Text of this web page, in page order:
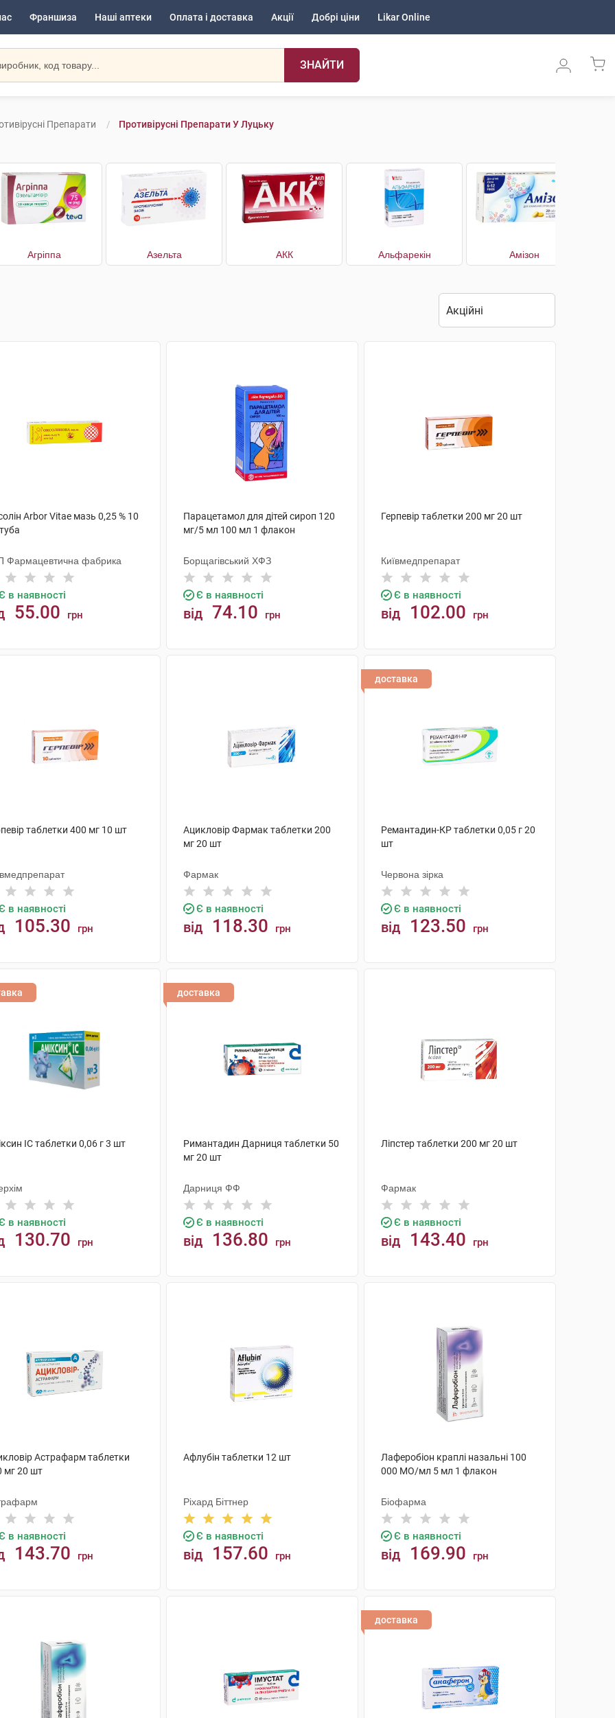
Франшиза Наші аптеки Оплата і доставка Акції Добрі ціни Likar Online
ЗНАЙТИ
Препарати Противірусні Препарати У Луцьку
Агріппа Азельта АКК Альфарекін Амізон
Arbor Vitae мазь 0,25 % 10
Фармацевтична фабрика
в наявності
55.00 грн
Парацетамол для дітей сироп 120
мг/5 мл 100 мл 1 флакон
Борщагівський ХФЗ
Є в наявності
від 74.10 грн
Герпевір таблетки 200 мг 20 шт
Київмедпрепарат
Є в наявності
від 102.00 грн
таблетки 400 мг 10 шт
в наявності
105.30 грн
Ацикловір Фармак таблетки 200
мг 20 шт
Фармак
Є в наявності
від 118.30 грн
доставка
Ремантадин-КР таблетки 0,05 г 20
шт
Червона зірка
Є в наявності
від 123.50 грн
IC таблетки 0,06 г 3 шт
в наявності
130.70 грн
доставка
Римантадин Дарниця таблетки 50
мг 20 шт
Дарниця ФФ
Є в наявності
від 136.80 грн
Ліпстер таблетки 200 мг 20 шт
Фармак
Є в наявності
від 143.40 грн
Астрафарм таблетки
мг 20 шт
в наявності
143.70 грн
Афлубін таблетки 12 шт
Ріхард Біттнер
Є в наявності
від 157.60 грн
Лаферобіон краплі назальні 100
000 МО/мл 5 мл 1 флакон
Біофарма
Є в наявності
від 169.90 грн
доставка